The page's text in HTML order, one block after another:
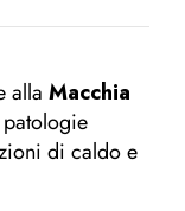
alla Macchia
di caldo e